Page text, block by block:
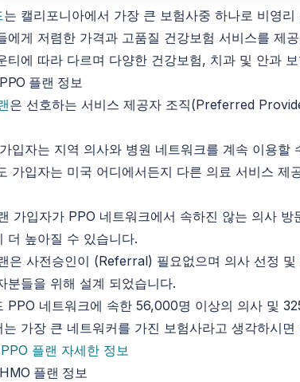
는 캘리포니아에서 가장 큰 보험사중 하나로 비영
에게 저렴한 가격과 고품질 건강보험 서비스를 제
티에 따라 다르며 다양한 건강보험, 치과 및 안과
플랜 정보
은 선호하는 서비스 제공자 조직(Preferred
입자는 지역 의사와 병원 네트워크를 계속 이용할
가입자는 미국 어디에서든지 다른 의료 서비스 제
가입자가 PPO 네트워크에서 속하진 않는 의사 방
더 높아질 수 있습니다.
은 사전승인이 (Referral) 필요없으며 의사 선정
분들을 위해 설계 되었습니다.
PPO 네트워크에 속한 56,000명 이상의 의사 및
는 가장 큰 네트워커를 가진 보험사라고 생각하시면
플랜 자세한 정보
플랜 정보